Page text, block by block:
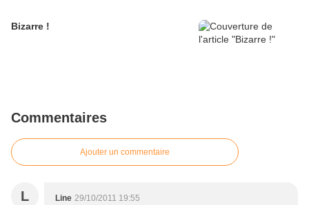
Bizarre !
Commentaires
Ajouter un commentaire
L Line 29/10/2011 19:55